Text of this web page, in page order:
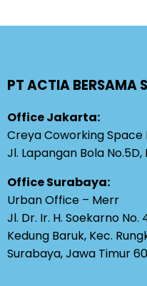
PT ACTIA BERSAMA
Office Jakarta:
Creya Coworking Space
Jl. Lapangan Bola
Office Surabaya:
Urban Office – Merr
Jl. Dr. Ir. H. Soekarno No.
Kedung Baruk, Kec.
Surabaya, Jawa Timur